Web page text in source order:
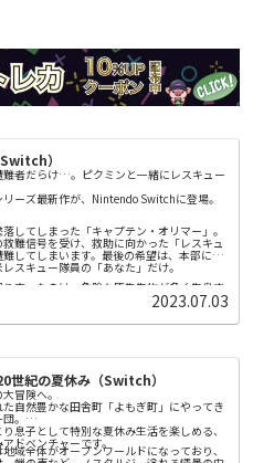
）
難者だらけ…。ピクミンと一緒にレスキュー
リーズ最新作が、Nintendo Switchに登場。
してしまった「キャプテン・オリマー」。
難信号を受け、救助に向かった「レスキュ
してしまいます。最後の希望は、本部に待
スキュー隊員の「あなた」だけ。
り立ったのは、危険な原生生物が多く生息す
こで出会ったふしぎな生き物「ピクミン」の
らひっこぬくと、ぞろぞろとついてきま
せと働いてくれます。
生物にも勇敢に立ち向かいます。1匹1匹は
食べられてしまうこともありますが、たく
力を合わせれば、大きな相手も倒すことが
まざまな種類がいます。「赤ピクミン」は
2023.07.03
世紀の夏休み（Switch）
冒険へ。
自然豊かな田舎町「よもぎ町」にやってき
。
息子として特別な夏休み生活を楽しめる、
ドベンチャーです。
域全体がオープンワールドになっており、